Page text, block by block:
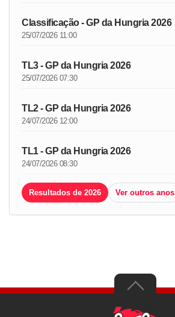
Classificação - GP da Hungria 2026
25/07/2026 11:00
TL3 - GP da Hungria 2026
25/07/2026 07:30
TL2 - GP da Hungria 2026
24/07/2026 12:00
TL1 - GP da Hungria 2026
24/07/2026 08:30
Resultados de 2026 Ver outros anos